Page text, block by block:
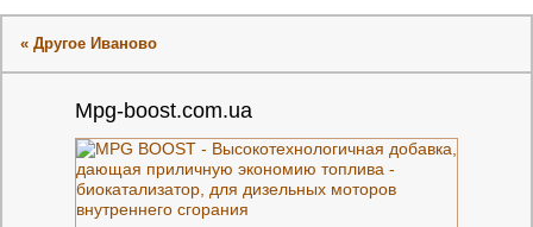
« Другое Иваново
Mpg-boost.com.ua